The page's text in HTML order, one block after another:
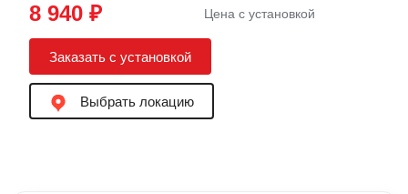
8 940 ₽ Цена с установкой
Заказать с установкой
Выбрать локацию